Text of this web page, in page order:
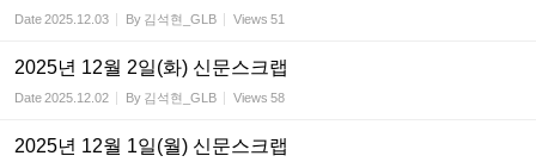
Date2025.12.03 By 김석현_GLB Views 51
2025년 12월 2일(화) 신문스크랩
Date2025.12.02 By 김석현_GLB Views 58
2025년 12월 1일(월) 신문스크랩